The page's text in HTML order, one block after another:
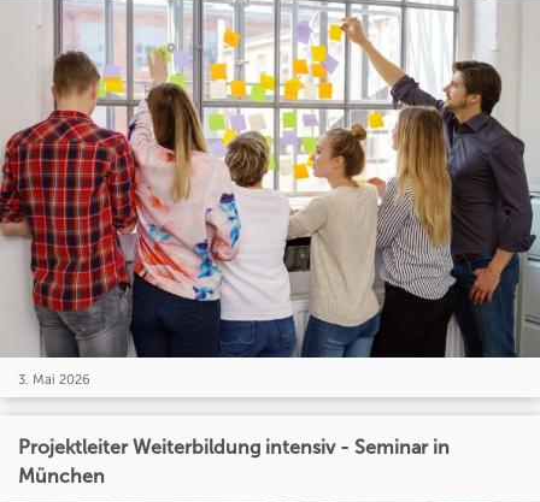
3. Mai 2026
Projektleiter Weiterbildung intensiv - Seminar in
München